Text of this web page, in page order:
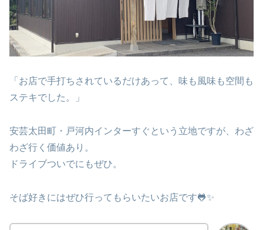
「お店で手打ちされているだけあって、味も風味も空間も
ステキでした。」
安芸太田町・戸河内インターすぐという立地ですが、わざ
わざ行く価値あり。
ドライブついでにもぜひ。
そば好きにはぜひ行ってもらいたいお店です🐸✨